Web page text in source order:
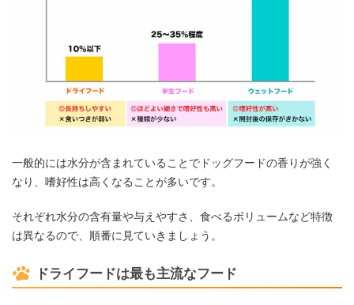
一般的には水分が含まれていることでドッグフードの香りが強く
なり、嗜好性は高くなることが多いです。
それぞれ水分の含有量や与えやすさ、食べるボリュームなど特徴
は異なるので、順番に見ていきましょう。
ドライフードは最も主流なフード